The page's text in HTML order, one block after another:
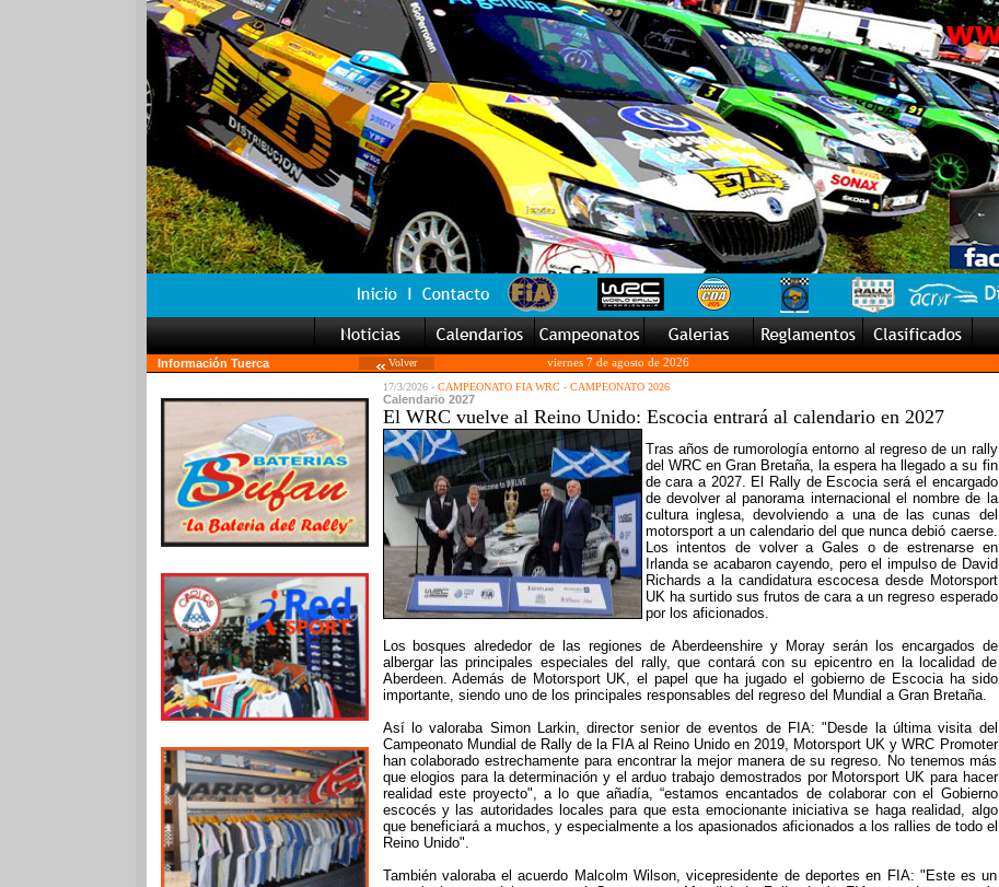
Información Tuerca Volver viernes 7 de agosto de 2026
17/3/2026 - CAMPEONATO FIA WRC- CAMPEONATO 2026
Calendario 2027
El WRC vuelve al Reino Unido: Escocia entrará al calendario en 2027
Tras años de rumorología entorno al regreso de un rally
del WRC en Gran Bretaña, la espera ha llegado a su fin
de cara a 2027. El Rally de Escocia será el encargado
de devolver al panorama internacional el nombre de la
cultura inglesa, devolviendo a una de las cunas del
motorsport a un calendario del que nunca debió caerse.
Los intentos de volver a Gales o de estrenarse en
Irlanda se acabaron cayendo, pero el impulso de David
Richards a la candidatura escocesa desde Motorsport
UK ha surtido sus frutos de cara a un regreso esperado
por los aficionados.
Los bosques alrededor de las regiones de Aberdeenshire y Moray serán los encargados de
albergar las principales especiales del rally, que contará con su epicentro en la localidad de
Aberdeen. Además de Motorsport UK, el papel que ha jugado el gobierno de Escocia ha sido
importante, siendo uno de los principales responsables del regreso del Mundial a Gran Bretaña.
Así lo valoraba Simon Larkin, director senior de eventos de FIA: "Desde la última visita del
Campeonato Mundial de Rally de la FIA al Reino Unido en 2019, Motorsport UK y WRC Promoter
han colaborado estrechamente para encontrar la mejor manera de su regreso. No tenemos más
que elogios para la determinación y el arduo trabajo demostrados por Motorsport UK para hacer
realidad este proyecto", a lo que añadía, “estamos encantados de colaborar con el Gobierno
escocés y las autoridades locales para que esta emocionante iniciativa se haga realidad, algo
que beneficiará a muchos, y especialmente a los apasionados aficionados a los rallies de todo el
Reino Unido".
También valoraba el acuerdo Malcolm Wilson, vicepresidente de deportes en FIA: "Este es un